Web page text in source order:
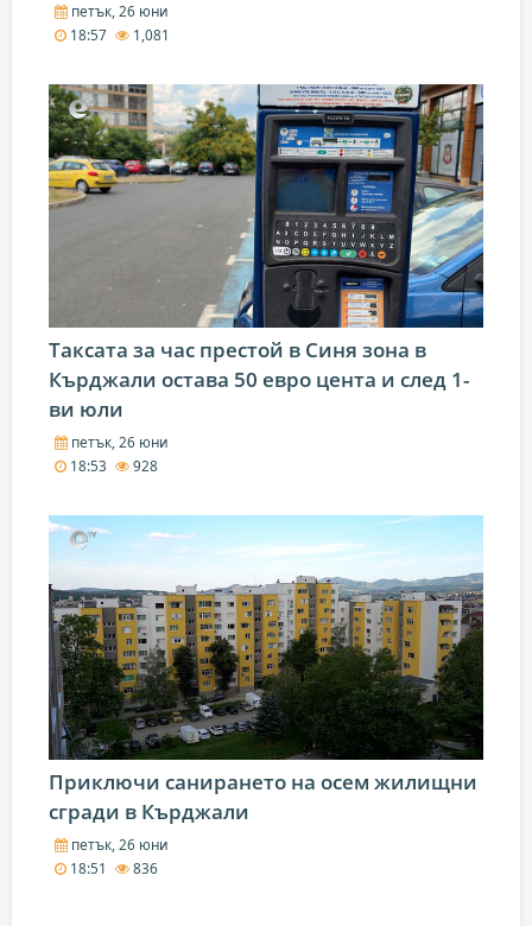
петък, 26 юни
18:57
1,081
Таксата за час престой в Синя зона в
Кърджали остава 50 евро цента и след 1-
ви юли
петък, 26 юни
18:53
928
Приключи санирането на осем жилищни
сгради в Кърджали
петък, 26 юни
18:51
836